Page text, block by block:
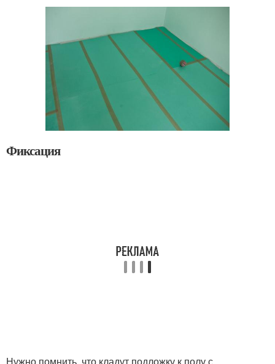
Фиксация